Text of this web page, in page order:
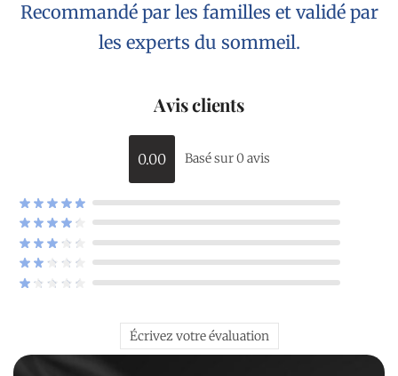
Recommandé par les familles et validé par
les experts du sommeil.
Avis clients
0.00 Basé sur 0 avis
Écrivez votre évaluation